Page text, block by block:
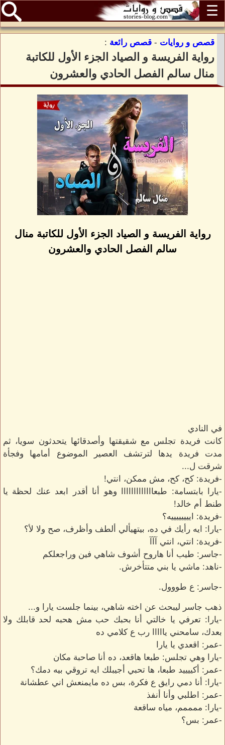
☰
قصص و روايات - قصص رائعة :
رواية الفريسة و الصياد الجزء الأول للكاتبة
منال سالم الفصل الحادي والعشرون
رواية الفريسة و الصياد الجزء الأول للكاتبة منال
سالم الفصل الحادي والعشرون
في النادي
كانت فريدة تجلس مع شقيقتها وأصدقائها يتحدثون سويا، ثم
مدت فريدة يدها لترتشف العصير الموضوع أمامها وفجأة
شرقت ل...
-فريدة: كح، كح، مش ممكن، انتي!
-يارا بابتسامة: طبعااااااااااااا وهو أنا أقدر ابعد عنك لحظة يا
طنط أم خالد!
-فريدة: اييييييييه؟
-يارا: ايه رأيك في ده، بيتهيألي ألطف وأظرف، صح ولا لأ؟
-فريدة: انتي، انتي آآآ
-جاسر: طيب أنا هاروح أشوف شاهي فين وراجعلكم
-ناهد: ماشي يا بني متتأخرش.
-جاسر: ع طووول.
ذهب جاسر ليبحث عن اخته شاهي، بينما جلست يارا و...
-يارا: تعرفي يا خالتي أنا بحبك حب مش هحبه لحد قابلك ولا
بعدك، سامحني يااااا رب ع كلامي ده
-عمر: اقعدي يا يارا
-يارا وهي تجلس: طبعا هاقعد، ده أنا صاحبة مكان
-عمر: أكييييد طبعا، ها تحبي أجيبلك ايه تروقي بيه دمك؟
-يارا: أنا دمي رايق ع فكرة، بس ده مايمنعش اني عطشانة
-عمر: اطلبي وأنا أنفذ
-يارا: ممممم، مياه ساقعة
-عمر: بس؟